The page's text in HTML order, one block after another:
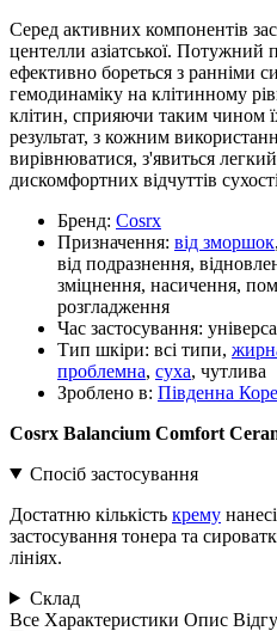
Серед активних компонентів
центелли азіатської.
ефективно бореться з ранніми
гемодинаміку на клітинному
клітин, сприяючи таким чином
результат, з кожним
вирівнюватися, з'явиться
дискомфортних відчуттів
Бренд: Cosrx
Призначення: від зморшок
від подразнення,
зміцнення, насичення,
розгладження
Час застосування:
Тип шкіри: всі типи,
проблемна, суха, чутлива
Зроблено в: Південна
Cosrx Balancium Comfort
Спосіб застосування
Достатню кількість крему
застосування тонера та
лініях.
Склад
Все Характеристики Опис